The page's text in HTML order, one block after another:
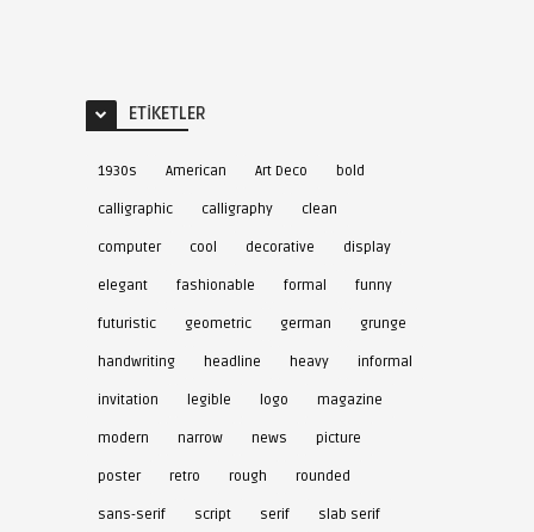
ETIKETLER
1930s American Art Deco bold
calligraphic calligraphy clean
computer cool decorative display
elegant fashionable formal funny
futuristic geometric german grunge
handwriting headline heavy informal
invitation legible logo magazine
modern narrow news picture
poster retro rough rounded
sans-serif script serif slab serif